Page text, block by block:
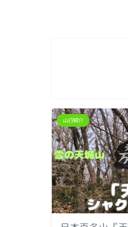
山行紹介